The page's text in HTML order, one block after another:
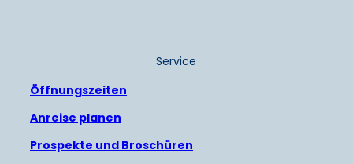
Service
Öffnungszeiten
Anreise planen
Prospekte und Broschüren